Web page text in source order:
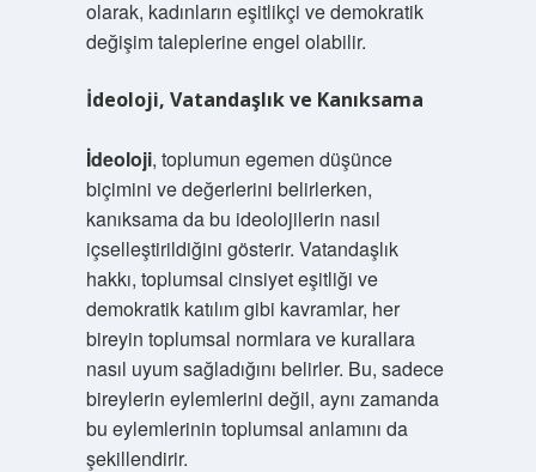
olarak, kadınların eşitlikçi ve demokratik
değişim taleplerine engel olabilir.
İdeoloji, Vatandaşlık ve Kanıksama
İdeoloji, toplumun egemen düşünce
biçimini ve değerlerini belirlerken,
kanıksama da bu ideolojilerin nasıl
içselleştirildiğini gösterir. Vatandaşlık
hakkı, toplumsal cinsiyet eşitliği ve
demokratik katılım gibi kavramlar, her
bireyin toplumsal normlara ve kurallara
nasıl uyum sağladığını belirler. Bu, sadece
bireylerin eylemlerini değil, aynı zamanda
bu eylemlerinin toplumsal anlamını da
şekillendirir.